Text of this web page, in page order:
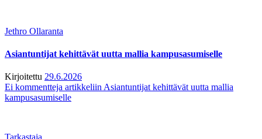
Jethro Ollaranta
Asiantuntijat kehittävät uutta mallia kampusasumiselle
Kirjoitettu 29.6.2026
Ei kommentteja artikkeliin Asiantuntijat kehittävät uutta mallia
kampusasumiselle